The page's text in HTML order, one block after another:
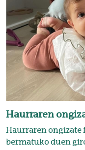
Haurraren
Haurraren ongizate
bermatuko duen